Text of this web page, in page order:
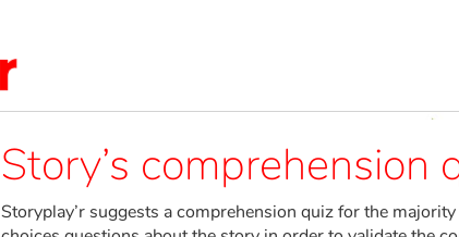
Story’s comprehension
Storyplay’r suggests a comprehension quiz for the